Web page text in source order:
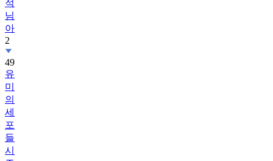
적
님
아
2
49
유
미
의
세
포
들
시